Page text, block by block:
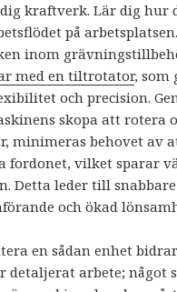
kraftverk. Lär dig hur
på
inom
med en tiltrotator, som
och precision.
skopa att rotera
minimeras behovet av
fordonet, vilket sparar
Detta leder till snabbare
och ökad
en sådan enhet
detaljerat arbete; något